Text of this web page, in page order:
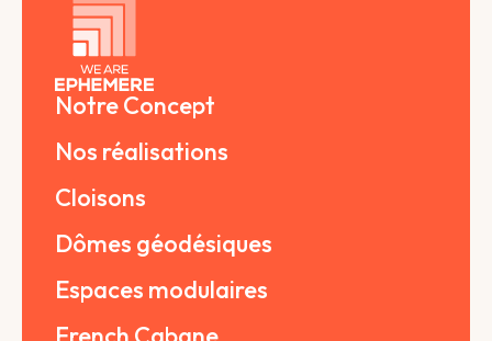
Notre Concept
Nos réalisations
Cloisons
Dômes géodésiques
Espaces modulaires